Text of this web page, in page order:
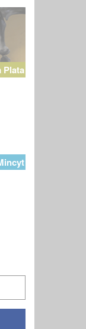
Plata